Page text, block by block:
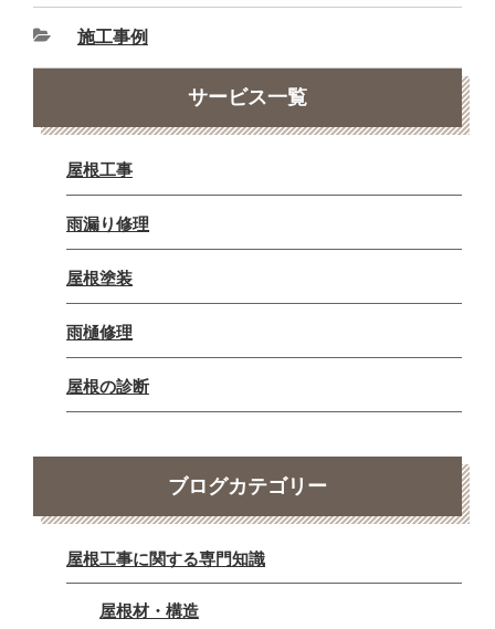
施工事例
サービス一覧
屋根工事
雨漏り修理
屋根塗装
雨樋修理
屋根の診断
ブログカテゴリー
屋根工事に関する専門知識
屋根材・構造